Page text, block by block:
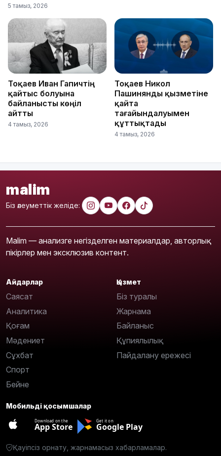
5 тамыз, 2026
Тоқаев Иван Гапичтің
қайтыс болуына
байланысты көңіл
айтты
4 тамыз, 2026
Тоқаев Никол
Пашинянды қызметіне
қайта
тағайындалуымен
құттықтады
4 тамыз, 2026
malim
Біз әлеуметтік желіде:
Malim — анализге негізделген материалдар, авторлық
пікірлер мен эксклюзив контент.
Айдарлар
Саясат
Аналитика
Қоғам
Мәдениет
Сұхбат
Спорт
Бейне
Қызмет
Біз туралы
Жарнама
Байланыс
Құпиялылық
Пайдалану ережесі
Мобильді қосымшалар
Download on the
App Store
Get it on
Google Play
Қауіпсіз орнату, жарнамасыз хабарламалар.